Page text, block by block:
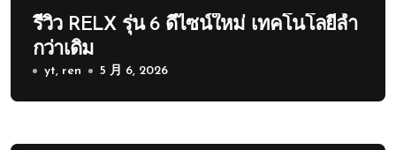
รีวิว RELX รุ่น 6 ดีไซน์ใหม่ เทคโนโลยีล้ำ
กว่าเดิม
yt, ren 5 月 6, 2026